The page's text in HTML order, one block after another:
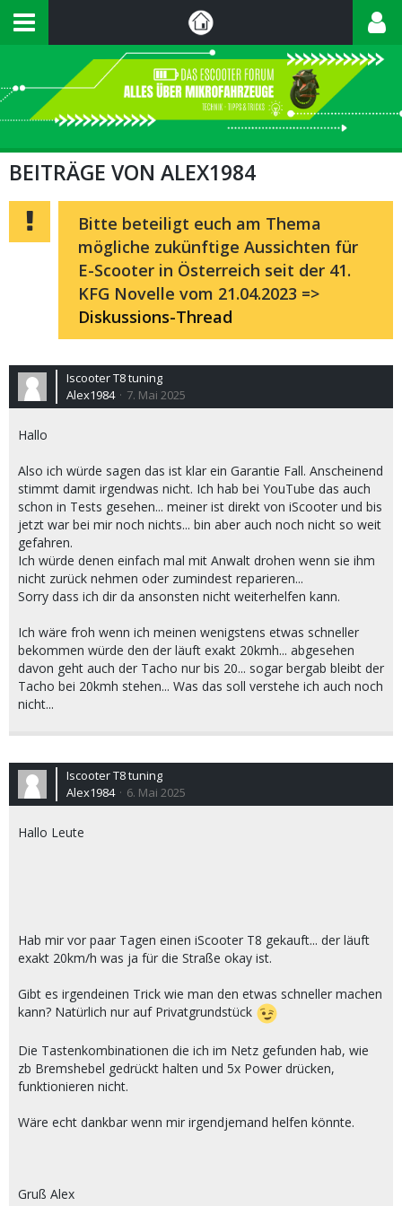
BEITRÄGE VON ALEX1984
Bitte beteiligt euch am Thema
mögliche zukünftige Aussichten für
E-Scooter in Österreich seit der 41.
KFG Novelle vom 21.04.2023 =>
Diskussions-Thread
Iscooter T8 tuning
Alex1984
7. Mai 2025
Hallo
Also ich würde sagen das ist klar ein Garantie Fall. Anscheinend
stimmt damit irgendwas nicht. Ich hab bei YouTube das auch
schon in Tests gesehen... meiner ist direkt von iScooter und bis
jetzt war bei mir noch nichts... bin aber auch noch nicht so weit
gefahren.
Ich würde denen einfach mal mit Anwalt drohen wenn sie ihm
nicht zurück nehmen oder zumindest reparieren...
Sorry dass ich dir da ansonsten nicht weiterhelfen kann.
Ich wäre froh wenn ich meinen wenigstens etwas schneller
bekommen würde den der läuft exakt 20kmh... abgesehen
davon geht auch der Tacho nur bis 20... sogar bergab bleibt der
Tacho bei 20kmh stehen... Was das soll verstehe ich auch noch
nicht...
Iscooter T8 tuning
Alex1984
6. Mai 2025
Hallo Leute
Hab mir vor paar Tagen einen iScooter T8 gekauft... der läuft
exakt 20km/h was ja für die Straße okay ist.
Gibt es irgendeinen Trick wie man den etwas schneller machen
kann? Natürlich nur auf Privatgrundstück
Die Tastenkombinationen die ich im Netz gefunden hab, wie
zb Bremshebel gedrückt halten und 5x Power drücken,
funktionieren nicht.
Wäre echt dankbar wenn mir irgendjemand helfen könnte.
Gruß Alex